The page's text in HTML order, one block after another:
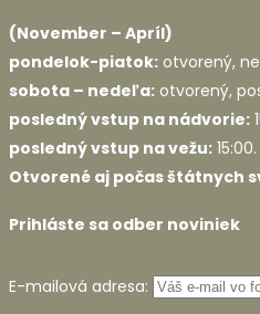
(November – Apríl)
pondelok-piatok: otvorený,
sobota – nedeľa: otvorený,
posledný vstup na nádvorie:
posledný vstup na vežu: 15:00.
Otvorené aj počas štátnych
Prihláste sa odber noviniek
E-mailová adresa: